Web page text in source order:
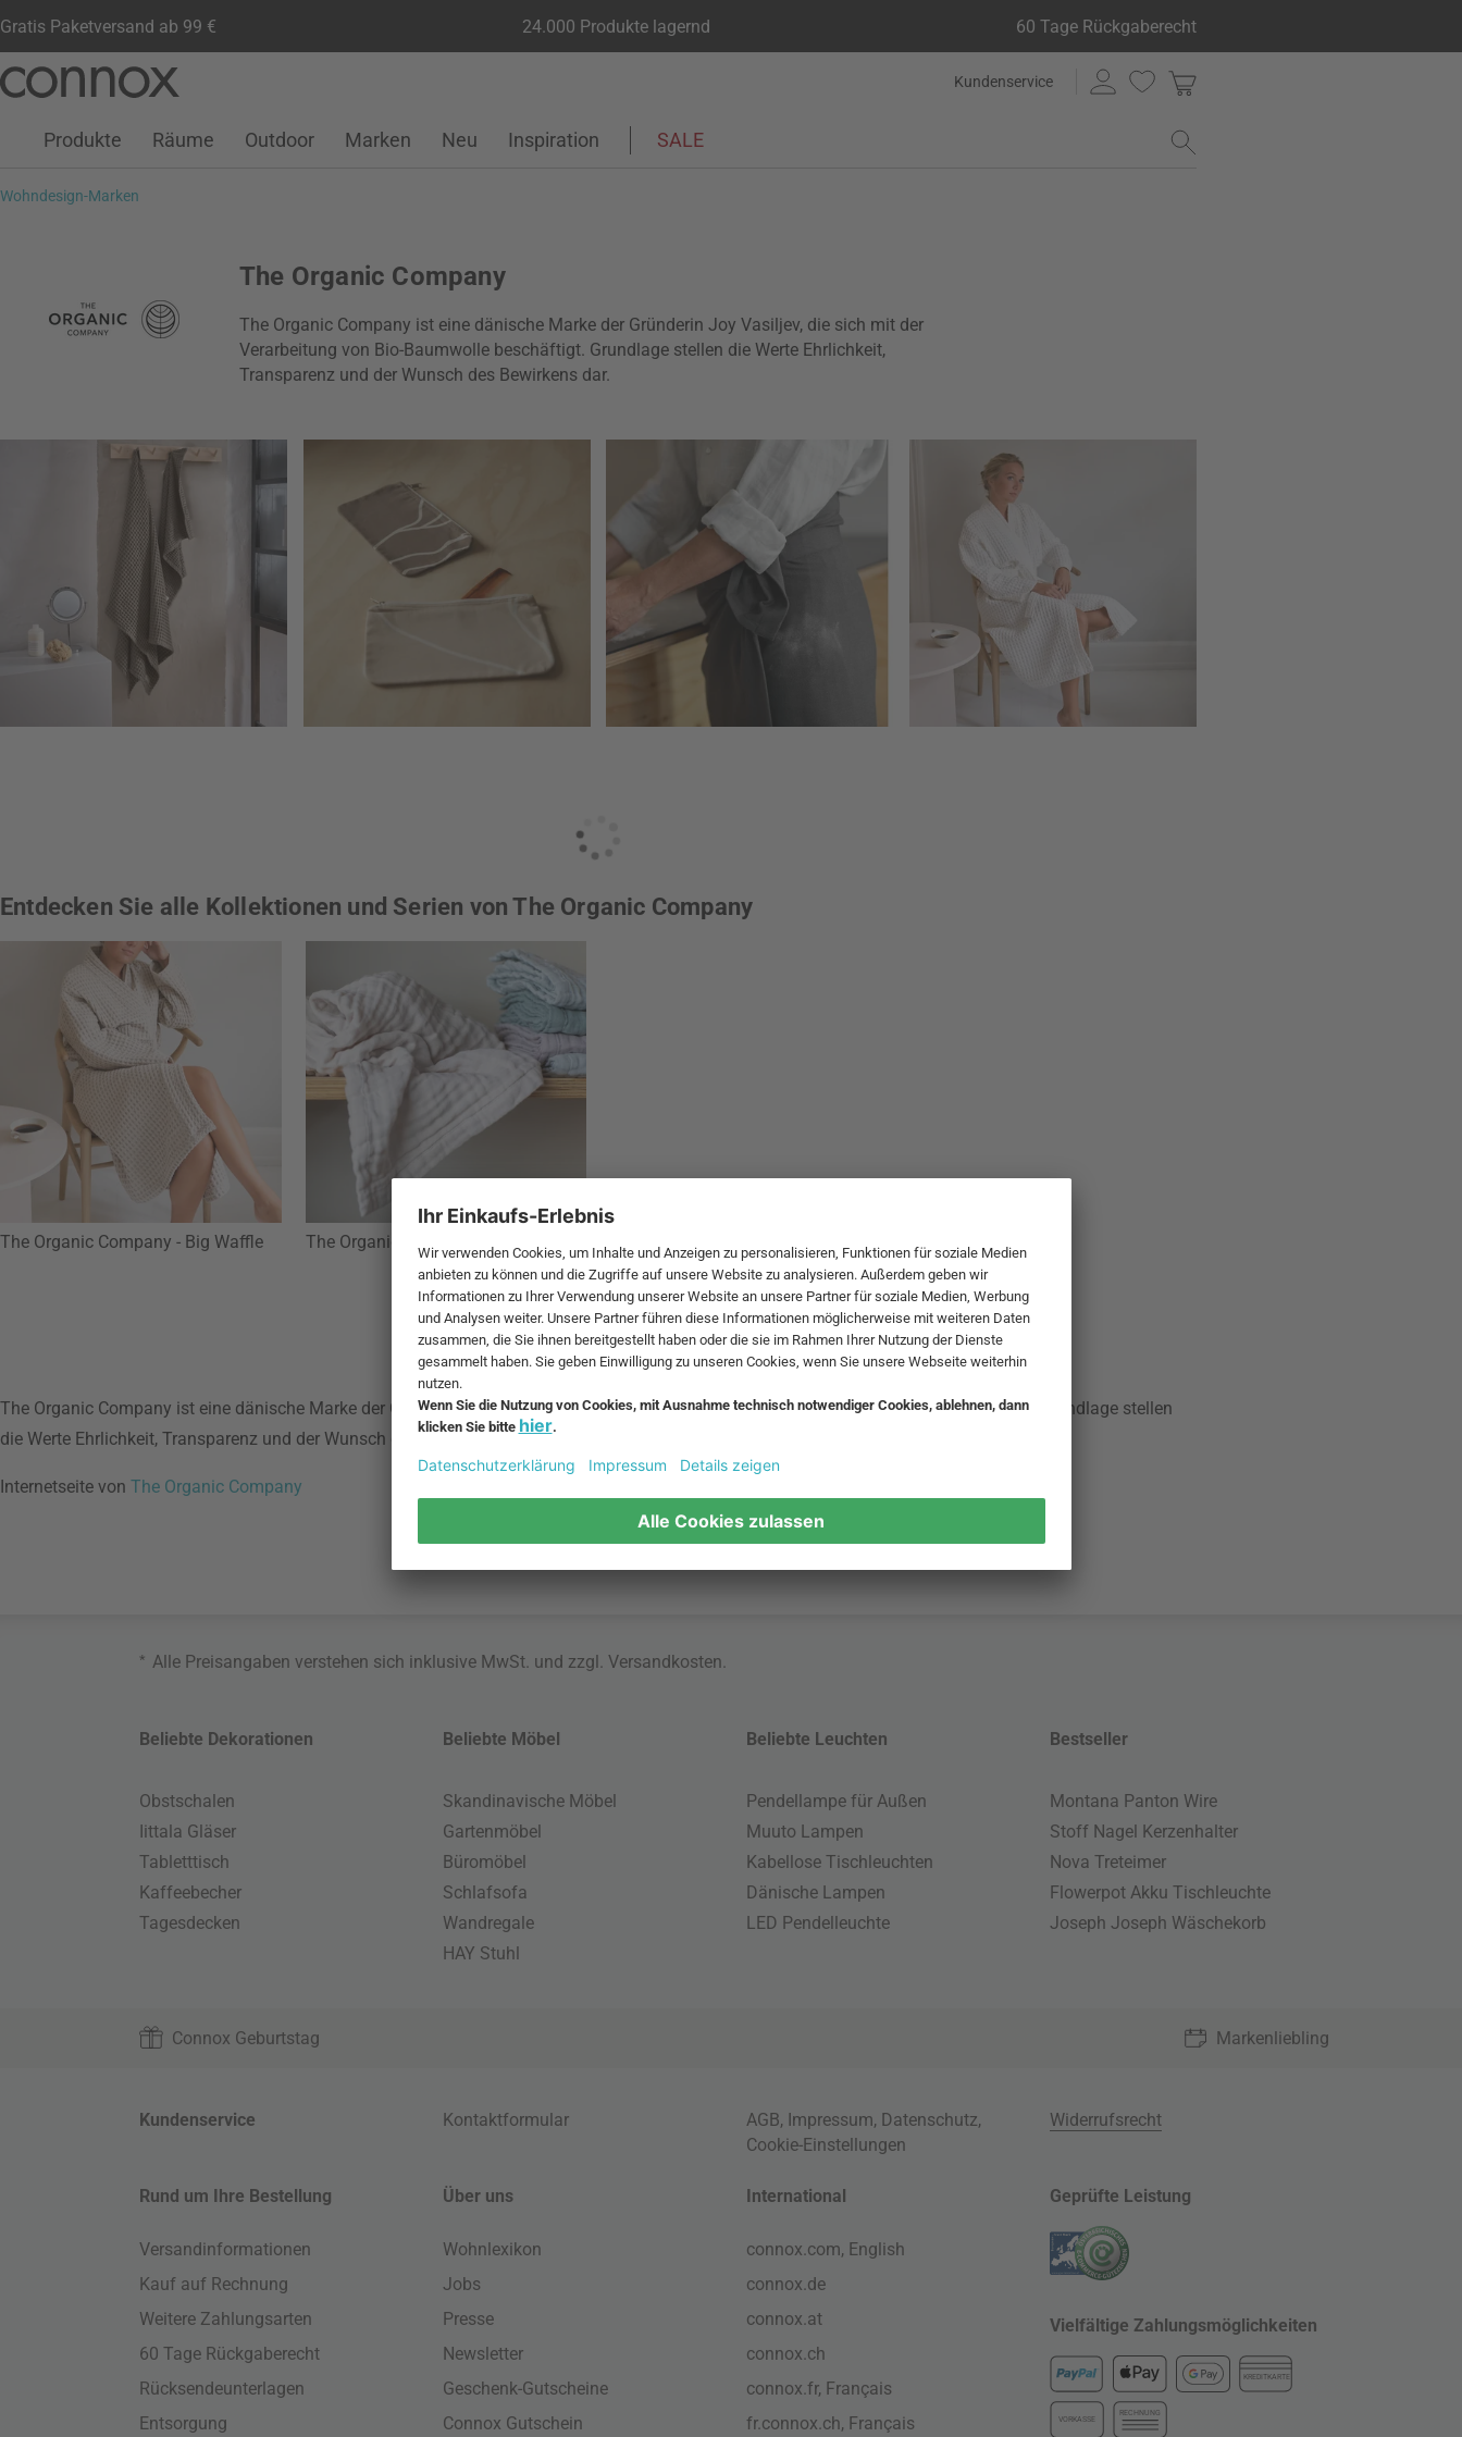
Gratis Paketversand ab 99 € 24.000 Produkte lagernd 60 Tage Rückgaberecht
Seiteninhalt
Suchfeld
Kundenservice
Kundenkonto
Wunschliste
Warenkorb
Produkte Räume Outdoor Marken Neu Inspiration SALE
Wohndesign-Marken
The Organic Company
The Organic Company ist eine dänische Marke der Gründerin Joy Vasiljev, die sich mit der
Verarbeitung von Bio-Baumwolle beschäftigt. Grundlage stellen die Werte Ehrlichkeit,
Transparenz und der Wunsch des Bewirkens dar.
Entdecken Sie alle Kollektionen und Serien von The Organic Company
The Organic Company - Big Waffle The Organic Company - Fine
The Organic Company ist eine dänische Marke der Gründerin Joy Vasiljev, die sich mit der Verarbeitung von Bio-Baumwolle beschäftigt. Grundlage stellen
die Werte Ehrlichkeit, Transparenz und der Wunsch des Bewirkens dar.
Internetseite von The Organic Company
* Alle Preisangaben verstehen sich inklusive MwSt. und zzgl.Versandkosten
Beliebte Dekorationen
Obstschalen
Iittala Gläser
Tabletttisch
Kaffeebecher
Tagesdecken
Beliebte Möbel
Skandinavische Möbel
Gartenmöbel
Büromöbel
Schlafsofa
Wandregale
HAY Stuhl
Beliebte Leuchten
Pendellampe für Außen
Muuto Lampen
Kabellose Tischleuchten
Dänische Lampen
LED Pendelleuchte
Bestseller
Montana Panton Wire
Stoff Nagel Kerzenhalter
Nova Treteimer
Flowerpot Akku Tischleuchte
Joseph Joseph Wäschekorb
Connox Geburtstag Markenliebling
Kundenservice Kontaktformular AGB, Impressum, Datenschutz,
Cookie-Einstellungen
Widerrufsrecht
Rund um Ihre Bestellung
Versandinformationen
Kauf auf Rechnung
Weitere Zahlungsarten
60 Tage Rückgaberecht
Rücksendeunterlagen
Entsorgung
Über uns
Wohnlexikon
Jobs
Presse
Newsletter
Geschenk-Gutscheine
Connox Gutschein
International
connox.com, English
connox.de
connox.at
connox.ch
connox.fr, Français
fr.connox.ch, Français
Geprüfte Leistung
Vielfältige Zahlungsmöglichkeiten
KREDITKARTE
VORKASSE
RECHNUNG